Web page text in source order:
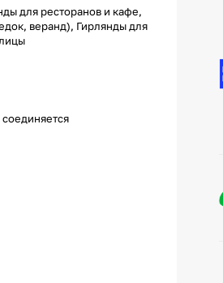
для ресторанов и кафе,
веранд), Гирлянды для
соединяется